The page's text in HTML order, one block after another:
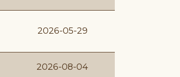
2026-05-29
2026-08-04